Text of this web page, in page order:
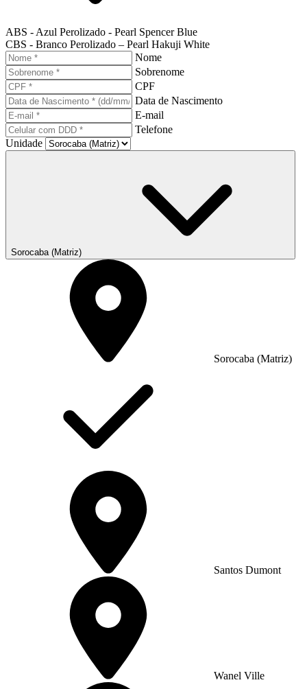
ABS - Azul Perolizado - Pearl Spencer Blue
CBS - Branco Perolizado – Pearl Hakuji White
Nome
Sobrenome
CPF
Data de Nascimento
E-mail
Telefone
Unidade
Sorocaba (Matriz)
Sorocaba (Matriz)
Santos Dumont
Wanel Ville